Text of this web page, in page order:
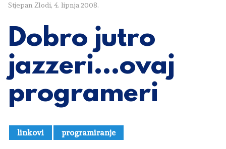
Stjepan Zlodi, 4. lipnja 2008.
Dobro jutro
jazzeri…ovaj
programeri
linkovi programiranje